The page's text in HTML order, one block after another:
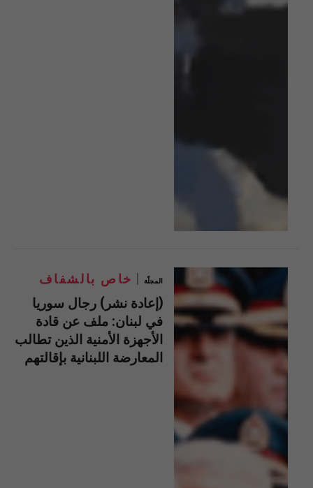
المجلّة خاص بالشفاف
(إعادة نشر) رجال سوريا
في لبنان: ملف عن قادة
الأجهزة الأمنية الذين تطالب
المعارضة اللبنانية بإقالتهم